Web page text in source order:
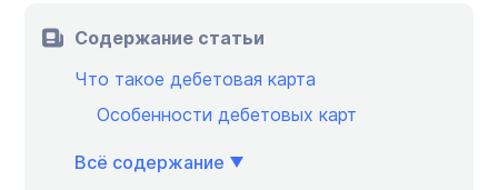
Содержание статьи
Что такое дебетовая карта
Особенности дебетовых карт
Всё содержание